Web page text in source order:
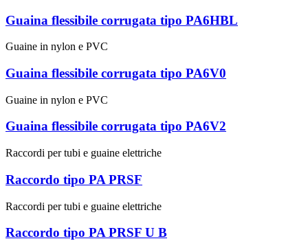
Guaina flessibile corrugata tipo PA6HBL
Guaine in nylon e PVC
Guaina flessibile corrugata tipo PA6V0
Guaine in nylon e PVC
Guaina flessibile corrugata tipo PA6V2
Raccordi per tubi e guaine elettriche
Raccordo tipo PA PRSF
Raccordi per tubi e guaine elettriche
Raccordo tipo PA PRSF U B